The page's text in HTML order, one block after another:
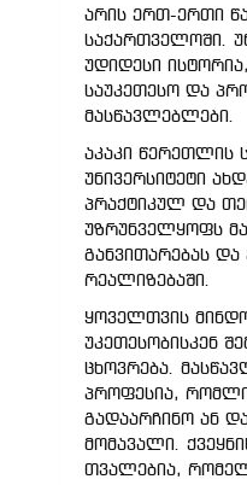
არის ერთ-ერთი
საქართველოში.
უდიდესი
საუკეთესო და
მასწავლებლები.
აკაკი წერეთლის
უნივერსიტეტი
პრაქტიკულ და
უზრუნველყოფს
განვითარებას
რეალიზებაში.
ყოველთვის
უკეთესობისკენ
ცხოვრება.
პროფესია,
გადაარჩინო ან
მომავალი.
თვალებია,